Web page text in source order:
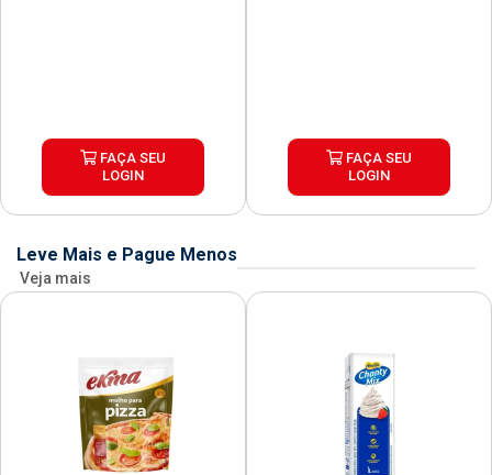
FAÇA SEU
LOGIN
FAÇA SEU
LOGIN
Leve Mais e Pague Menos
Veja mais